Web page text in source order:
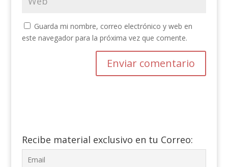
Guarda mi nombre, correo electrónico y web en
este navegador para la próxima vez que comente.
Recibe material exclusivo en tu Correo: